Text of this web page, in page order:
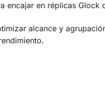
encajar en réplicas Glock
alcance y